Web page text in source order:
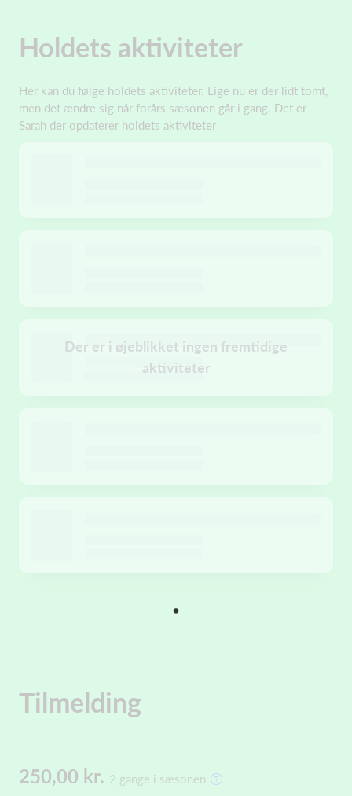
Holdets aktiviteter
Her kan du følge holdets aktiviteter. Lige nu er der lidt tomt,
men det ændre sig når forårs sæsonen går i gang. Det er
Sarah der opdaterer holdets aktiviteter
Der er i øjeblikket ingen fremtidige
aktiviteter
Tilmelding
250,00 kr. 2 gange i sæsonen